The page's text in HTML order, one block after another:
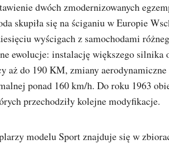
dwóch zmodernizowanych
skupiła się na ściganiu w Europie
wyścigach z samochodami
ewolucje: instalację większego
aż do 190 KM, zmiany
ponad 160 km/h. Do roku 1963
przechodziły kolejne modyfikacje.
modelu Sport znajduje się w